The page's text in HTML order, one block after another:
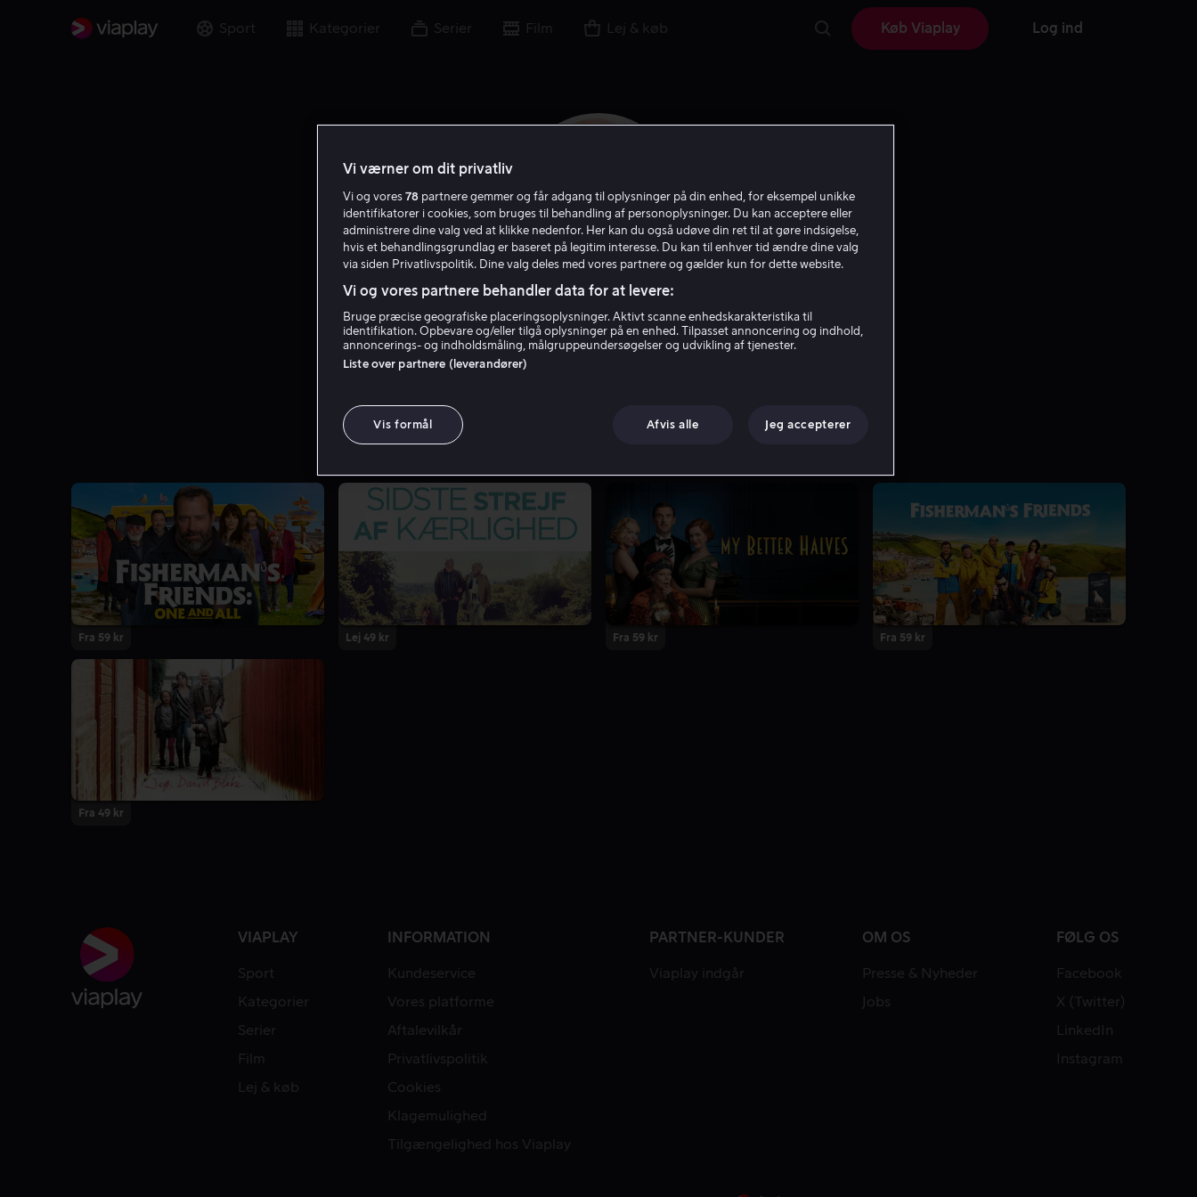
Sport Kategorier Serier Film Lej & køb Køb Viaplay Log ind
Dave Johns
Fra 59 kr Lej 49 kr Fra 59 kr Fra 59 kr
Fra 49 kr
VIAPLAY
Sport
Kategorier
Serier
Film
Lej & køb
INFORMATION
Kundeservice
Vores platforme
Aftalevilkår
Privatlivspolitik
Cookies
Klagemulighed
Tilgængelighed hos Viaplay
PARTNER-KUNDER
Viaplay indgår
OM OS
Presse & Nyheder
Jobs
FØLG OS
Facebook
X (Twitter)
LinkedIn
Instagram
Vi værner om dit privatliv
Vi og vores 78 partnere gemmer og får adgang til oplysninger på din enhed, for eksempel unikke
identifikatorer i cookies, som bruges til behandling af personoplysninger. Du kan acceptere eller
administrere dine valg ved at klikke nedenfor. Her kan du også udøve din ret til at gøre indsigelse,
hvis et behandlingsgrundlag er baseret på legitim interesse. Du kan til enhver tid ændre dine valg
via siden Privatlivspolitik. Dine valg deles med vores partnere og gælder kun for dette website.
Vi og vores partnere behandler data for at levere:
Bruge præcise geografiske placeringsoplysninger. Aktivt scanne enhedskarakteristika til
identifikation. Opbevare og/eller tilgå oplysninger på en enhed. Tilpasset annoncering og indhold,
annoncerings- og indholdsmåling, målgruppeundersøgelser og udvikling af tjenester.
Liste over partnere (leverandører)
Vis formål Afvis alle Jeg accepterer